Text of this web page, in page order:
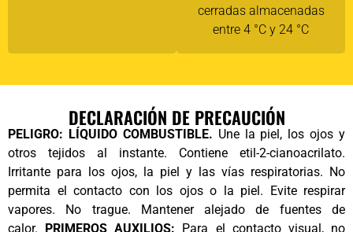
cerradas almacenadas
entre 4 °C y 24 °C
DECLARACIÓN DE PRECAUCIÓN
PELIGRO: LÍQUIDO COMBUSTIBLE. Une la piel, los ojos y
otros tejidos al instante. Contiene etil-2-cianoacrilato.
Irritante para los ojos, la piel y las vías respiratorias. No
permita el contacto con los ojos o la piel. Evite respirar
vapores. No trague. Mantener alejado de fuentes de
calor. PRIMEROS AUXILIOS: Para el contacto visual, no